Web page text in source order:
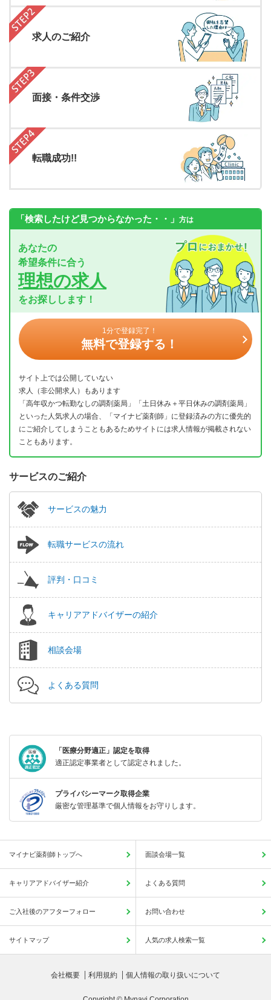
求人のご紹介
面接・条件交渉
転職成功!!
「検索したけど見つからなかった・・」 方は
あなたの
希望条件に合う
理想の求人
をお探しします！
1分で登録完了！
無料で登録する！
サイト上では公開していない
求人（非公開求人）もあります
「高年収かつ転勤なしの調剤薬局」「土日休み＋平日休みの調剤薬局」
といった人気求人の場合、「マイナビ薬剤師」に登録済みの方に優先的
にご紹介してしまうこともあるためサイトには求人情報が掲載されない
こともあります。
サービスのご紹介
サービスの魅力
転職サービスの流れ
評判・口コミ
キャリアアドバイザーの紹介
相談会場
よくある質問
「医療分野適正」認定を取得
適正認定事業者として認定されました。
プライバシーマーク取得企業
厳密な管理基準で個人情報をお守りします。
マイナビ薬剤師トップへ 面談会場一覧
キャリアアドバイザー紹介 よくある質問
ご入社後のアフターフォロー お問い合わせ
サイトマップ 人気の求人検索一覧
会社概要 利用規約 個人情報の取り扱いについて